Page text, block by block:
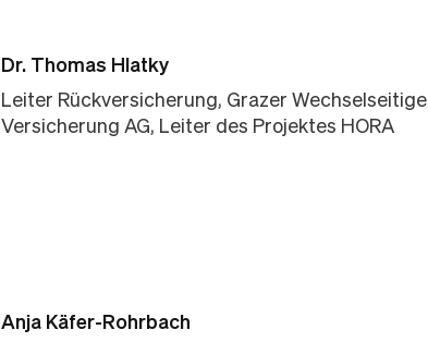
Dr. Thomas Hlatky
Leiter Rückversicherung, Grazer Wechselseitige
Versicherung AG, Leiter des Projektes HORA
Anja Käfer-Rohrbach